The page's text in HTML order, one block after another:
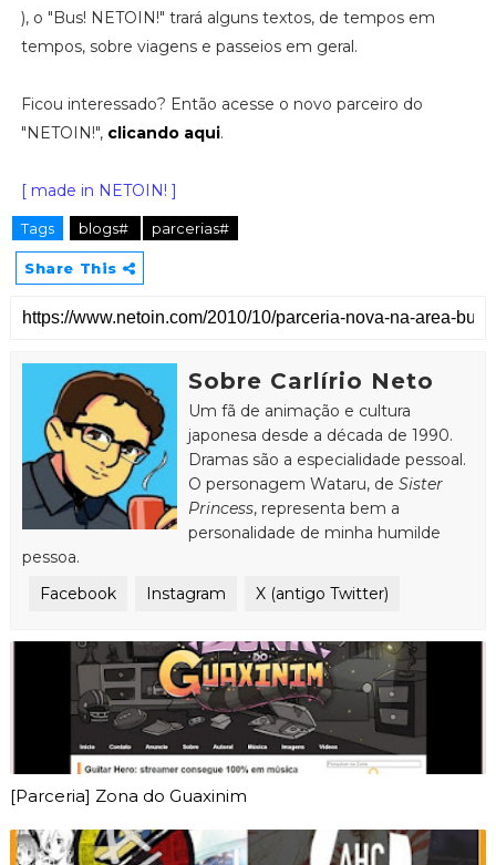
), o "Bus! NETOIN!" trará alguns textos, de tempos em
tempos, sobre viagens e passeios em geral.
Ficou interessado? Então acesse o novo parceiro do
"NETOIN!", clicando aqui.
[ made in NETOIN! ]
Tags blogs# parcerias#
Share This
Sobre Carlírio Neto
Um fã de animação e cultura
japonesa desde a década de 1990.
Dramas são a especialidade pessoal.
O personagem Wataru, de Sister
Princess, representa bem a
personalidade de minha humilde
pessoa.
Facebook
Instagram X (antigo Twitter)
[Parceria] Zona do Guaxinim